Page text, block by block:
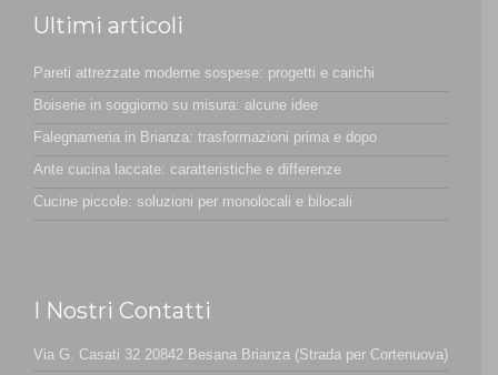
Ultimi articoli
Pareti attrezzate moderne sospese: progetti e carichi
Boiserie in soggiorno su misura: alcune idee
Falegnameria in Brianza: trasformazioni prima e dopo
Ante cucina laccate: caratteristiche e differenze
Cucine piccole: soluzioni per monolocali e bilocali
I Nostri Contatti
Via G. Casati 32 20842 Besana Brianza (Strada per Cortenuova)